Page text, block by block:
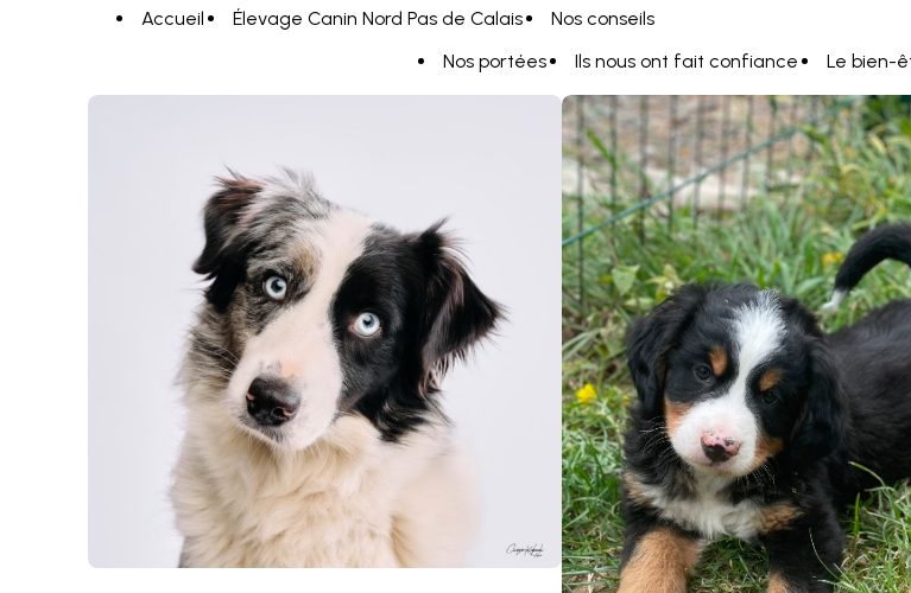
Accueil Élevage Canin Nord Pas de Calais
Nos conseils
Nos portées
Ils nous ont fait confiance Le bien-
Panneau de gestion des cookies